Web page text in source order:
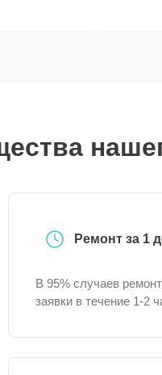
Ремонт за 1
В 95% случаев
заявки в течение 1-2